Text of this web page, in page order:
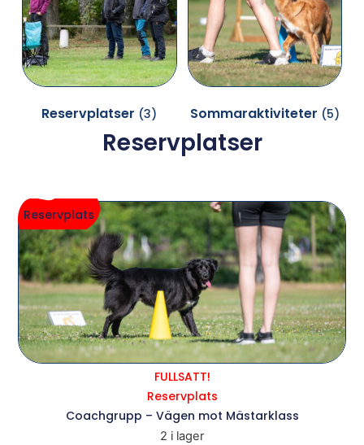
Reservplatser (3) Sommaraktiviteter (5)
Reservplatser
Reservplats
FULLSATT!
Reservplats
Coachgrupp – Vägen mot Mästarklass
2 i lager